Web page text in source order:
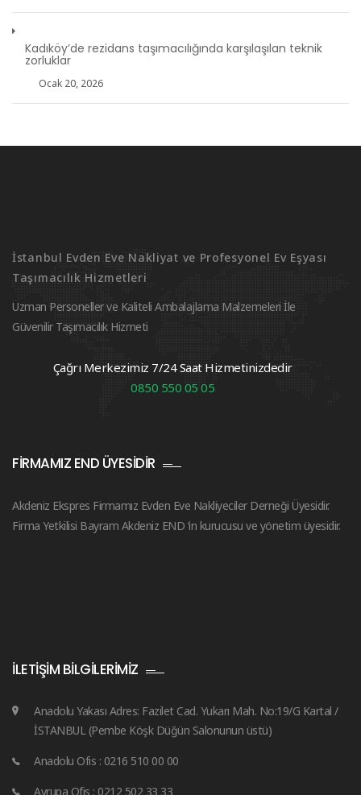
Kadıköy’de rezidans taşımacılığında karşılaşılan teknik
zorluklar
Ocak 20, 2026
İstanbul Evden Eve Nakliyat ve Profesyonel Ev Eşyası
Taşımacılık Hizmetleri
Uzman Personeller ve Kaliteli Ambalajlama Malzemeleri İle
Güvenilir Taşımacılık Hizmeti
Çağrı Merkezimiz 7/24 Saat Hizmetinizdedir
0850 550 05 05
FIRMAMIZ END ÜYESIDIR
Akdeniz Ekspres Firmamız Evden Eve Nakliyeciler Derneği Üyesidir.
Firma Yetkilisi Bayram Akdeniz END ‘in kurucusu ve yönetim üyesidir.
İLETIŞIM BILGILERIMIZ
Anadolu Yakası Adres: Fazilet Cad. Yukarı Mah. No:19/G Kartal /
İSTANBUL (Pembe Köşk Düğün Salonunun üstü)
Anadolu Ofis : 0216 510 00 00
Avrupa Ofis : 0212 502 33 33